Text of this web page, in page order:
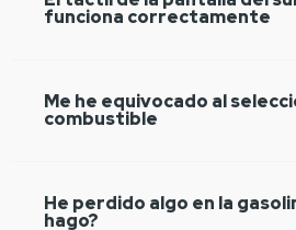
funciona correctamente
Me he equivocado al
combustible
He perdido algo en la
hago?